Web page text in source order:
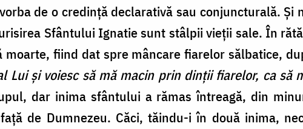
de o credință declarativă sau conjuncturală. Și
Sfântului Ignatie sunt stâlpii vieții sale. În
fiind dat spre mâncare fiarelor sălbatice,
Lui și voiesc să mă macin prin dinții fiarelor, ca să
dar inima sfântului a rămas întreagă, din
de Dumnezeu. Căci, tăindu-i în două inima,